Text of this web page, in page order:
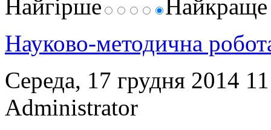
Найгірше
Науково-методична
Середа, 17 грудня 2014
Administrator